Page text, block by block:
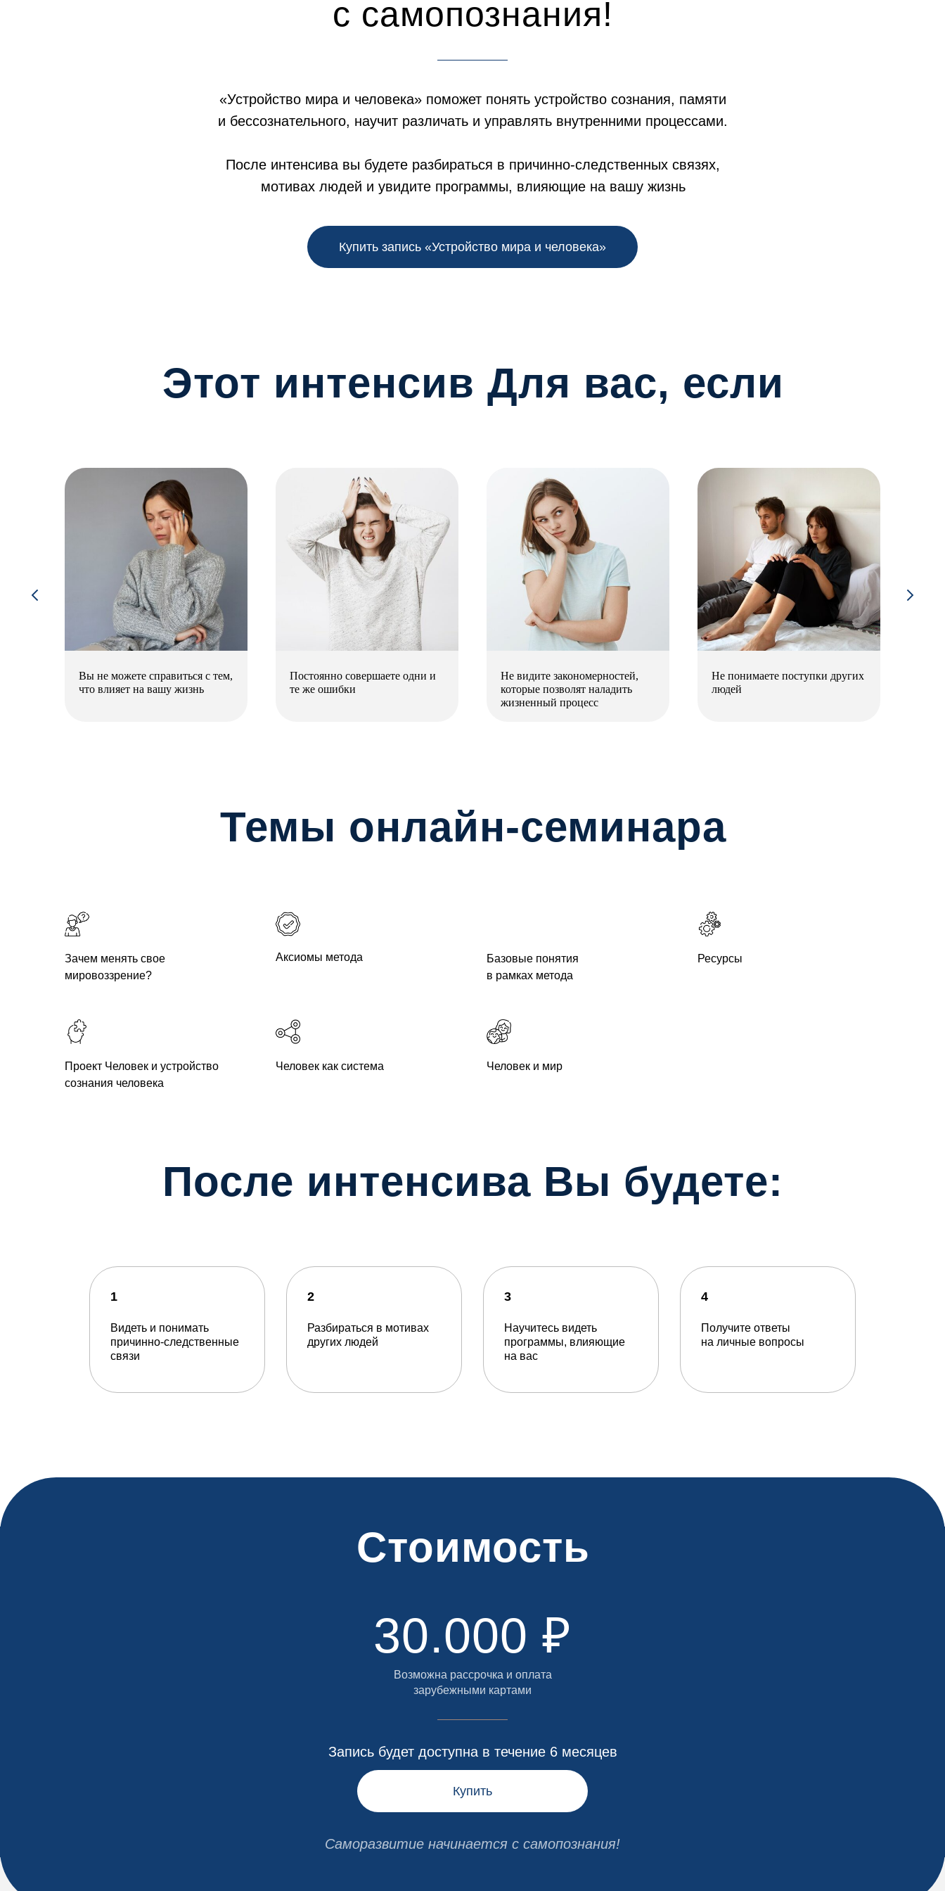
с самопознания!
«Устройство мира и человека» поможет понять устройство сознания, памяти
и бессознательного, научит различать и управлять внутренними процессами.
После интенсива вы будете разбираться в причинно-следственных связях,
мотивах людей и увидите программы, влияющие на вашу жизнь
Купить запись «Устройство мира и человека»
Этот интенсив Для вас, если
Вы не можете справиться с тем,
что влияет на вашу жизнь
Постоянно совершаете одни и
те же ошибки
Не видите закономерностей,
которые позволят наладить
жизненный процесс
Не понимаете поступки других
людей
Темы онлайн-семинара
Зачем менять свое
мировоззрение?
Аксиомы метода
Базовые понятия
в рамках метода
Ресурсы
Проект Человек и устройство
сознания человека
Человек как система Человек и мир
После интенсива Вы будете:
Видеть и понимать
причинно-следственные
связи
1
Разбираться в мотивах
других людей
2
Научитесь видеть
программы, влияющие
на вас
3
Получите ответы
на личные вопросы
4
Стоимость
Возможна рассрочка и оплата
зарубежными картами
Купить
30.000 ₽
Саморазвитие начинается с самопознания!
Запись будет доступна в течение 6 месяцев